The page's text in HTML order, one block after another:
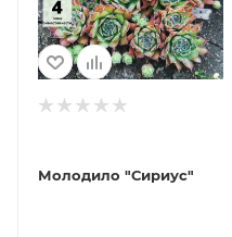
Молодило "Сириус"